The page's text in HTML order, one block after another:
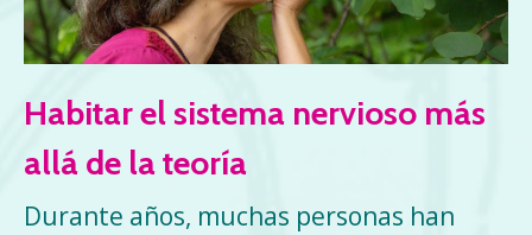
Habitar el sistema nervioso más
allá de la teoría
Durante años, muchas personas han